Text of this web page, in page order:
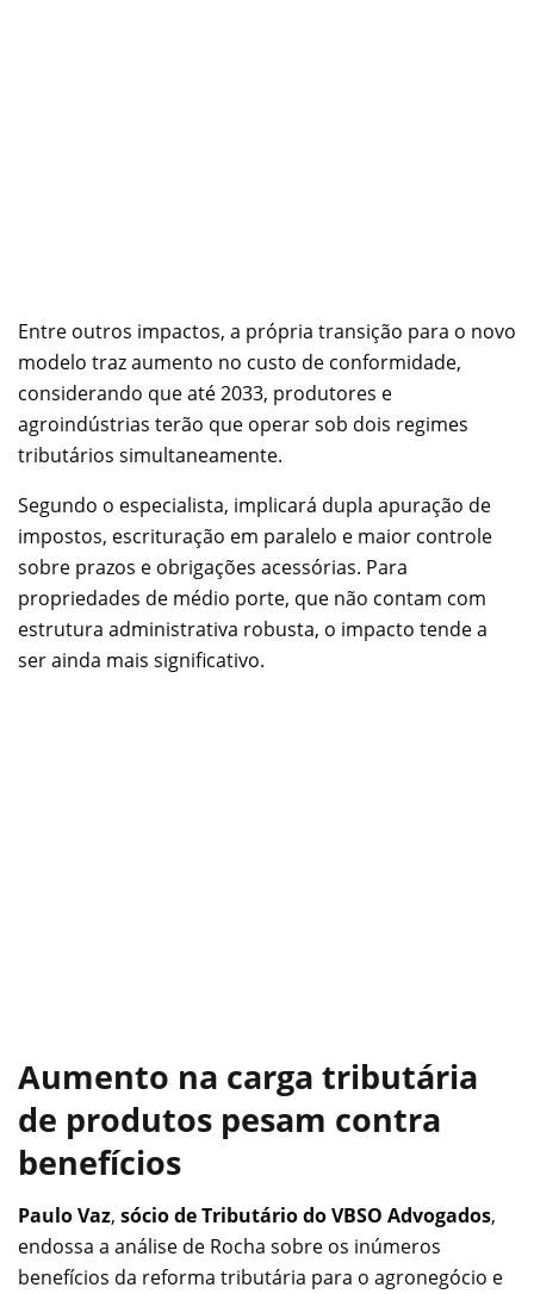
Entre outros impactos, a própria transição para o novo
modelo traz aumento no custo de conformidade,
considerando que até 2033, produtores e
agroindústrias terão que operar sob dois regimes
tributários simultaneamente.
Segundo o especialista, implicará dupla apuração de
impostos, escrituração em paralelo e maior controle
sobre prazos e obrigações acessórias. Para
propriedades de médio porte, que não contam com
estrutura administrativa robusta, o impacto tende a
ser ainda mais significativo.
Aumento na carga tributária
de produtos pesam contra
benefícios
Paulo Vaz, sócio de Tributário do VBSO Advogados,
endossa a análise de Rocha sobre os inúmeros
benefícios da reforma tributária para o agronegócio e